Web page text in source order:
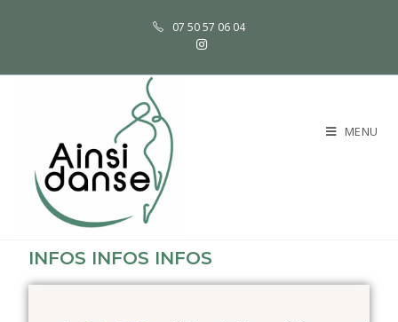
07 50 57 06 04
MENU
INFOS INFOS INFOS